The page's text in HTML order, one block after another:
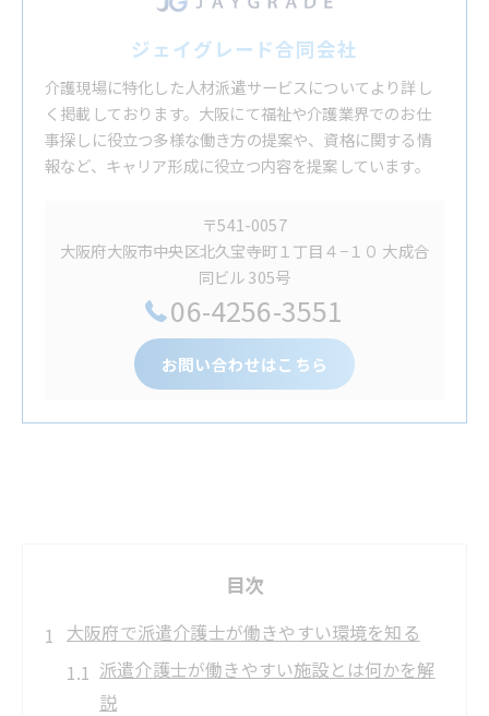
ジェイグレード合同会社
介護現場に特化した人材派遣サービスについてより詳し
く掲載しております。大阪にて福祉や介護業界でのお仕
事探しに役立つ多様な働き方の提案や、資格に関する情
報など、キャリア形成に役立つ内容を提案しています。
〒541-0057
大阪府大阪市中央区北久宝寺町１丁目４−１０ 大成合
同ビル 305号
06-4256-3551
お問い合わせはこちら
目次
大阪府で派遣介護士が働きやすい環境を知る
派遣介護士が働きやすい施設とは何かを解
説